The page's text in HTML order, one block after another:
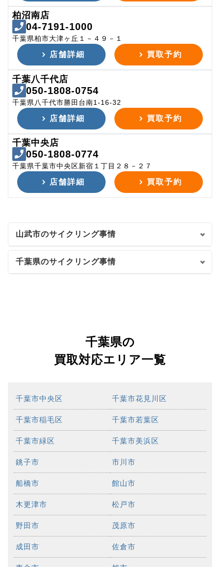
柏沼南店
04-7191-1000
千葉県柏市大津ヶ丘１－４９－１
店舗詳細 買取予約
千葉八千代店
050-1808-0754
千葉県八千代市勝田台南1-16-32
店舗詳細 買取予約
千葉中央店
050-1808-0774
千葉県千葉市中央区新宿１丁目２８－２７
店舗詳細 買取予約
山武市のサイクリング事情
千葉県のサイクリング事情
千葉県の
買取対応エリア一覧
千葉市中央区 千葉市花見川区
千葉市稲毛区 千葉市若葉区
千葉市緑区 千葉市美浜区
銚子市 市川市
船橋市 館山市
木更津市 松戸市
野田市 茂原市
成田市 佐倉市